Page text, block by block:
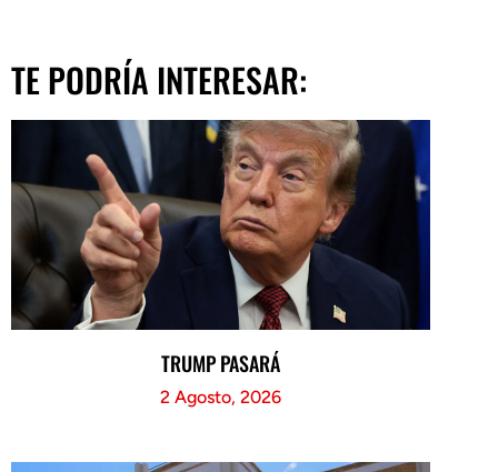
TE PODRÍA INTERESAR:
TRUMP PASARÁ
2 Agosto, 2026